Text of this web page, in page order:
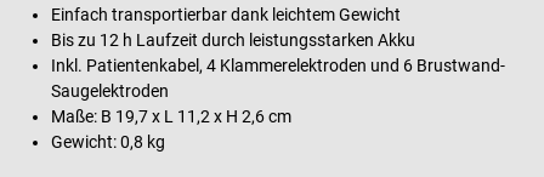
Einfach transportierbar dank leichtem Gewicht
Bis zu 12 h Laufzeit durch leistungsstarken Akku
Inkl. Patientenkabel, 4 Klammerelektroden und 6 Brustwand-
Saugelektroden
Maße: B 19,7 x L 11,2 x H 2,6 cm
Gewicht: 0,8 kg